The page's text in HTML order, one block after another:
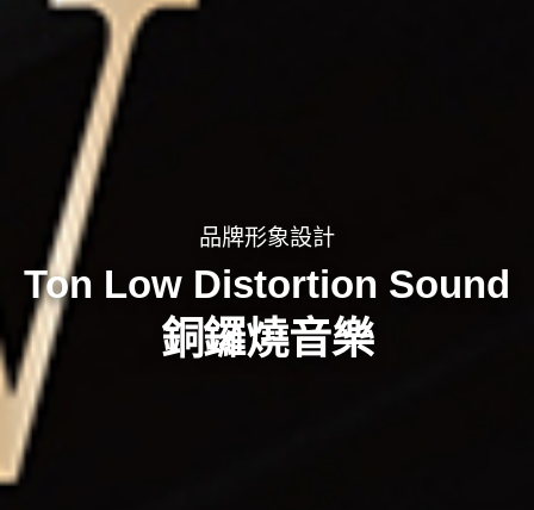
品牌形象設計
Ton Low Distortion Sound
銅鑼燒音樂